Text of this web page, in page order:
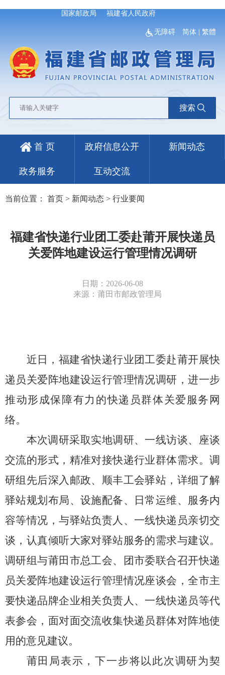
国家邮政局 福建省人民政府
无障碍 简体 |繁體
搜索
首 页 政府信息公开 新闻动态
政务服务 互动交流
当前位置： 首页 > 新闻动态 > 行业要闻
福建省快递行业团工委赴莆开展快递员
关爱阵地建设运行管理情况调研
日期：2026-06-08
来源：莆田市邮政管理局
近日，福建省快递行业团工委赴莆开展快
递员关爱阵地建设运行管理情况调研，进一步
推动形成保障有力的快递员群体关爱服务网
络。
本次调研采取实地调研、一线访谈、座谈
交流的形式，精准对接快递行业群体需求。调
研组先后深入邮政、顺丰工会驿站，详细了解
驿站规划布局、设施配备、日常运维、服务内
容等情况，与驿站负责人、一线快递员亲切交
谈，认真倾听大家对驿站服务的需求与建议。
调研组与莆田市总工会、团市委联合召开快递
员关爱阵地建设运行管理情况座谈会，全市主
要快递品牌企业相关负责人、一线快递员等代
表参会，面对面交流收集快递员群体对阵地使
用的意见建议。
莆田局表示，下一步将以此次调研为契